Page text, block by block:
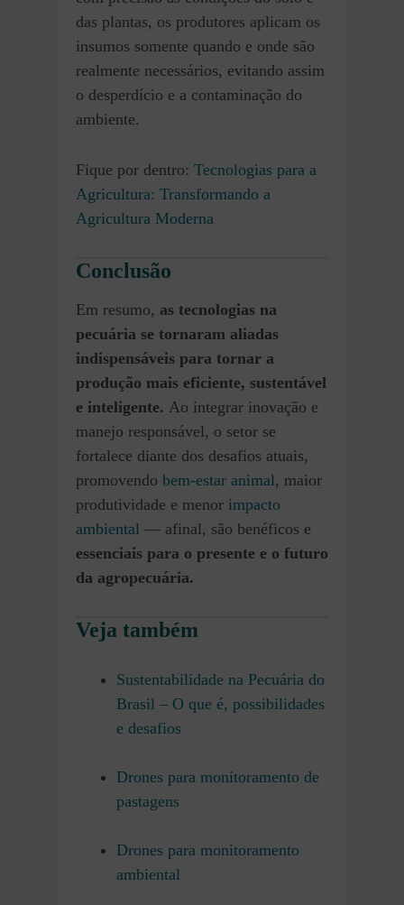
das plantas, os produtores aplicam os
insumos somente quando e onde são
realmente necessários, evitando assim
o desperdício e a contaminação do
ambiente.
Fique por dentro: Tecnologias para a
Agricultura: Transformando a
Agricultura Moderna
Conclusão
Em resumo, as tecnologias na
pecuária se tornaram aliadas
indispensáveis para tornar a
produção mais eficiente, sustentável
e inteligente. Ao integrar inovação e
manejo responsável, o setor se
fortalece diante dos desafios atuais,
promovendo bem-estar animal, maior
produtividade e menor impacto
ambiental — afinal, são benéficos e
essenciais para o presente e o futuro
da agropecuária.
Veja também
Sustentabilidade na Pecuária do
Brasil – O que é, possibilidades
e desafios
Drones para monitoramento de
pastagens
Drones para monitoramento
ambiental